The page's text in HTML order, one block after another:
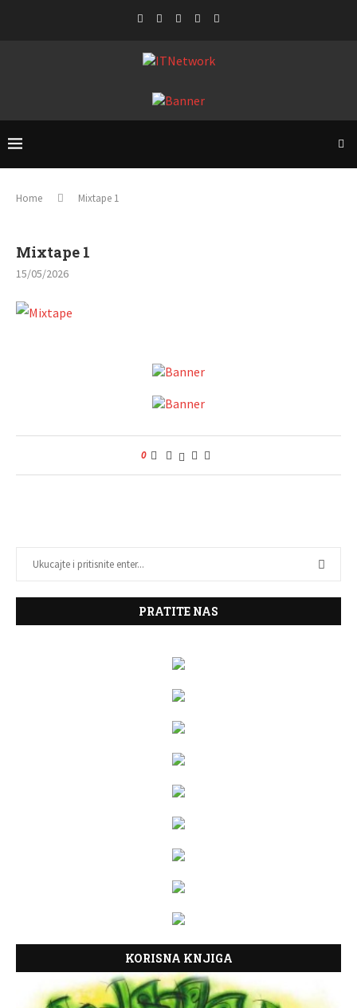
Home Mixtape 1
Mixtape 1
15/05/2026
0
PRATITE NAS
KORISNA KNJIGA